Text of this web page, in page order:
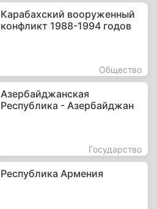
Карабахский вооруженный
конфликт 1988-1994 годов
Общество
Азербайджанская
Республика - Азербайджан
Государство
Республика Армения